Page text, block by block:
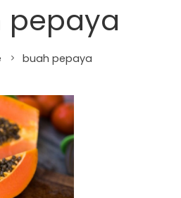
pepaya
buah pepaya